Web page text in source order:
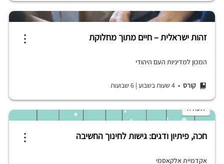
זהות ישראלית – חיים מתוך מחלוקת
המכון למדיניות העם היהודי
קורס • 4 שעות בשבוע |
תעודה
חכה, פיתיון ודגים: גישות לחינוך החשיבה
אקדמיית אלקאסמי